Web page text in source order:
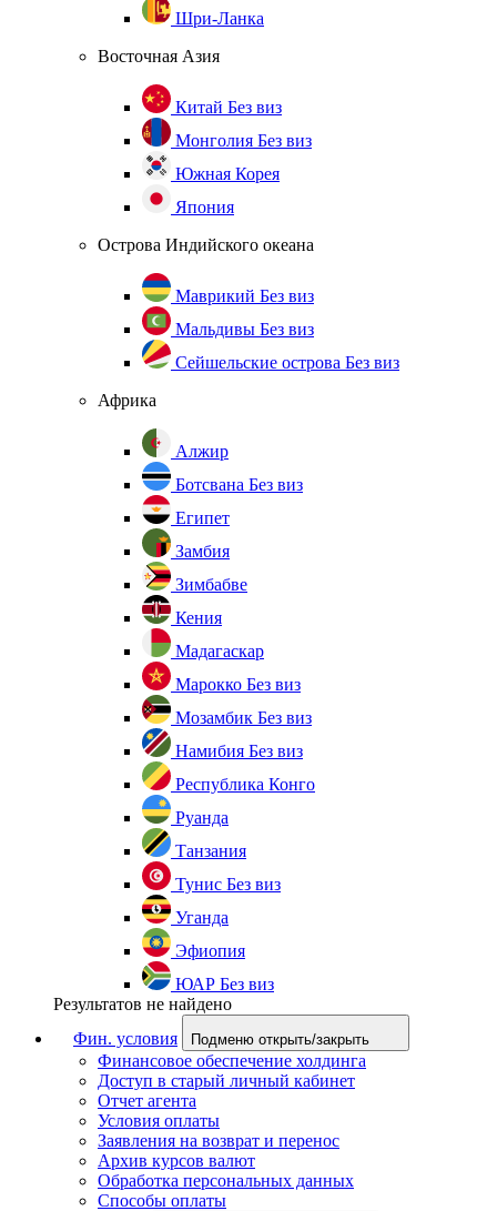
Шри-Ланка
Восточная Азия
Китай Без виз
Монголия Без виз
Южная Корея
Япония
Острова Индийского океана
Маврикий Без виз
Мальдивы Без виз
Сейшельские острова Без виз
Африка
Алжир
Ботсвана Без виз
Египет
Замбия
Зимбабве
Кения
Мадагаскар
Марокко Без виз
Мозамбик Без виз
Намибия Без виз
Республика Конго
Руанда
Танзания
Тунис Без виз
Уганда
Эфиопия
ЮАР Без виз
Результатов не найдено
Фин. условия
Подменю открыть/закрыть
Финансовое обеспечение холдинга
Доступ в старый личный кабинет
Отчет агента
Условия оплаты
Заявления на возврат и перенос
Архив курсов валют
Обработка персональных данных
Способы оплаты